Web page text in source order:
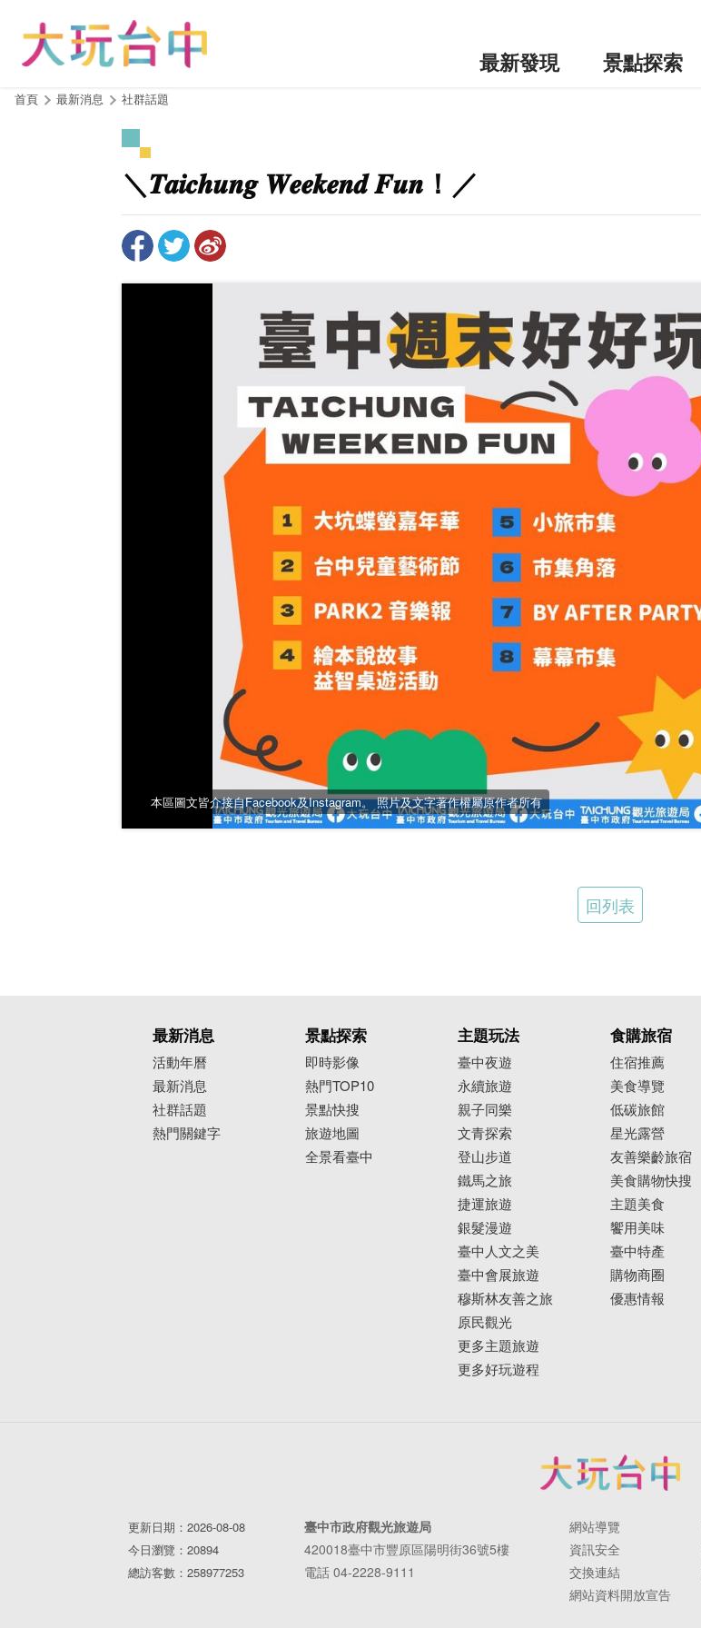
最新發現 景點探索
首頁 最新消息 社群話題
＼𝑻𝒂𝒊𝒄𝒉𝒖𝒏𝒈 𝑾𝒆𝒆𝒌𝒆𝒏𝒅 𝑭𝒖𝒏！／
本區圖文皆介接自Facebook及Instagram。 照片及文字著作權屬原作者所有
回列表
最新消息
活動年曆
最新消息
社群話題
熱門關鍵字
景點探索
即時影像
熱門TOP10
景點快搜
旅遊地圖
全景看臺中
主題玩法
臺中夜遊
永續旅遊
親子同樂
文青探索
登山步道
鐵馬之旅
捷運旅遊
銀髮漫遊
臺中人文之美
臺中會展旅遊
穆斯林友善之旅
原民觀光
更多主題旅遊
更多好玩遊程
食購旅宿
住宿推薦
美食導覽
低碳旅館
星光露營
友善樂齡旅宿
美食購物快搜
主題美食
饗用美味
臺中特產
購物商圈
優惠情報
更新日期：2026-08-08
今日瀏覽：20894
總訪客數：258977253
臺中市政府觀光旅遊局
420018臺中市豐原區陽明街36號5樓
電話 04-2228-9111
網站導覽
資訊安全
交換連結
網站資料開放宣告